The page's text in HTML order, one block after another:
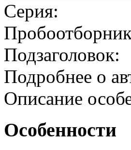
Серия:
Пробоотборник
Подзаголовок:
Подробнее о
Описание
Особенности